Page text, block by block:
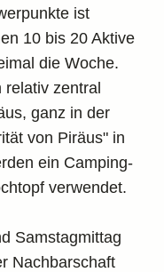
ist
10 bis 20 Aktive
die Woche.
zentral
ganz in der
von Piräus" in
ein Camping-
verwendet.
Samstagmittag
Nachbarschaft